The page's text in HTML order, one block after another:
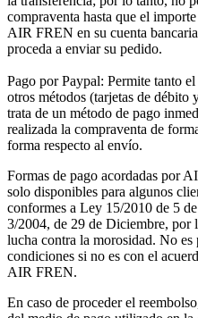
compraventa hasta que el
AIR FREN en su cuenta
proceda a enviar su pedido.
Pago por Paypal: Permite tanto
otros métodos (tarjetas de débito
trata de un método de pago
realizada la compraventa de
forma respecto al envío.
Formas de pago acordadas por
solo disponibles para algunos
conformes a Ley 15/2010 de 5
3/2004, de 29 de Diciembre, por
lucha contra la morosidad. No es
condiciones si no es con el
AIR FREN.
En caso de proceder el